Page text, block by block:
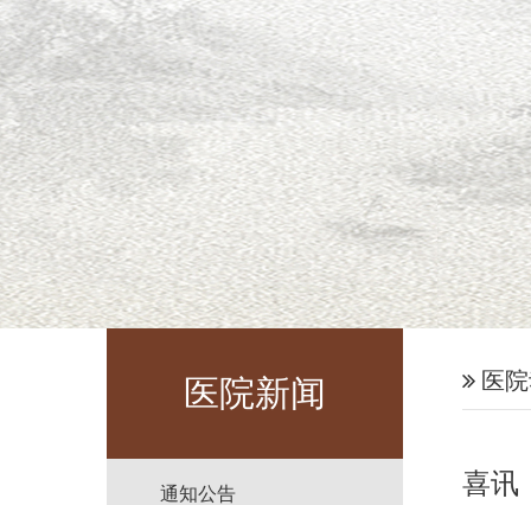
医院新闻
通知公告
医
喜讯